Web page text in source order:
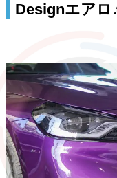
Designエアロ